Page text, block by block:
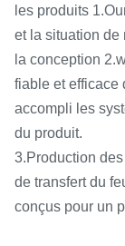
les produits
et la situation de
la conception
fiable et efficace
accompli les
du produit.
3.Production
de transfert du
conçus pour un